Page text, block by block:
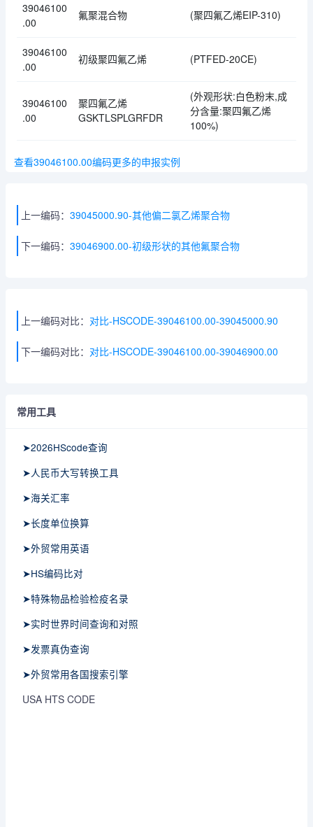
39046100
.00
氟聚混合物 (聚四氟乙烯EIP-310)
39046100
.00
初级聚四氟乙烯 (PTFED-20CE)
39046100
.00
聚四氟乙烯
GSKTLSPLGRFDR
(外观形状:白色粉末,成
分含量:聚四氟乙烯
100%)
查看39046100.00编码更多的申报实例
上一编码： 39045000.90-其他偏二氯乙烯聚合物
下一编码： 39046900.00-初级形状的其他氟聚合物
上一编码对比： 对比-HSCODE-39046100.00-39045000.90
下一编码对比： 对比-HSCODE-39046100.00-39046900.00
常用工具
➤2026HScode查询
➤人民币大写转换工具
➤海关汇率
➤长度单位换算
➤外贸常用英语
➤HS编码比对
➤特殊物品检验检疫名录
➤实时世界时间查询和对照
➤发票真伪查询
➤外贸常用各国搜索引擎
USA HTS CODE